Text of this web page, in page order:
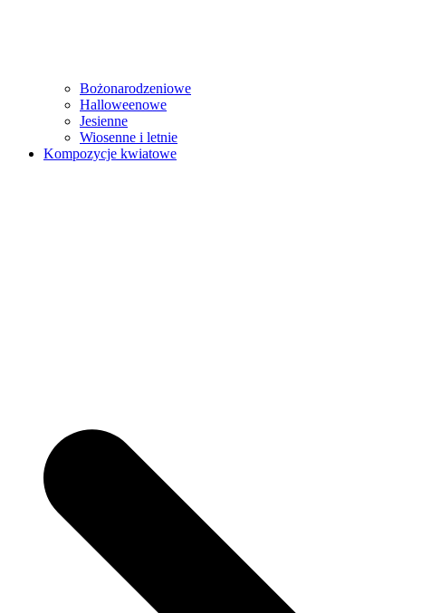
Bożonarodzeniowe
Halloweenowe
Jesienne
Wiosenne i letnie
Kompozycje kwiatowe